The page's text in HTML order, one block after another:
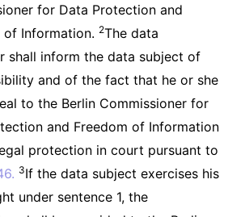
for Data Protection and
of Information. 2The data
shall inform the data subject of
and of the fact that he or she
to the Berlin Commissioner for
and Freedom of Information
protection in court pursuant to
3If the data subject exercises his
under sentence 1, the